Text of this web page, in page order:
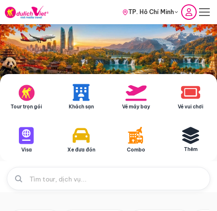
TP. Hồ Chí Minh
Tour trọn gói Khách sạn Vé máy bay Vé vui chơi
Visa Xe đưa đón Combo Thêm